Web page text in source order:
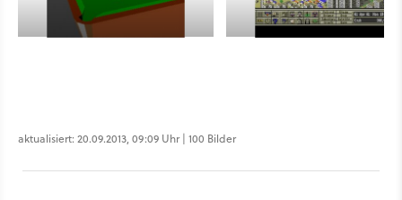
aktualisiert: 20.09.2013, 09:09 Uhr | 100 Bilder